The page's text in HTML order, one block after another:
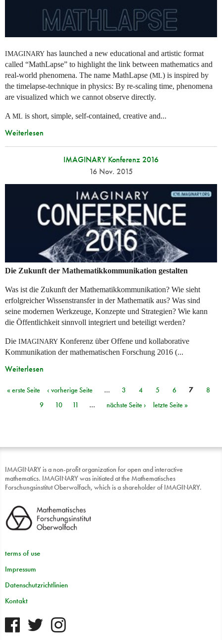
IMAGINARY has launched a new educational and artistic format
called “MathLapse” to highlight the link between mathematics and
real-world phenomena. The name MathLapse (ML) is inspired by
the timelapse-technique in physics: By re-scaling time, phenomena
are visualized which we cannot observe directly.
A ML is short, simple, self-contained, creative and...
Weiterlesen
IMAGINARY Konferenz 2016
16 Nov. 2015
Die Zukunft der Mathematikkommunikation gestalten
Was ist die Zukunft der Mathematikkommunikation? Wie sieht
erfolgreicher Wissenstransfer in der Mathematik aus? Was sind
seine modernen Werkzeuge, Konzepte und Strategien? Wie kann
die Öffentlichkeit sinnvoll integriert und beteiligt werden?
Die IMAGINARY Konferenz über Offene und kollaborative
Kommunikation der mathematischen Forschung 2016 (...
Weiterlesen
Seiten
« erste Seite ‹ vorherige Seite … 3 4 5 6 7
8
9
10 11 … nächste Seite › letzte Seite »
IMAGINARY is a non-profit organization for open and interactive
mathematics. IMAGINARY was initiated at the Mathematisches
Forschungsinstitut Oberwolfach, which is a shareholder of IMAGINARY.
terms of use
Impressum
Datenschutzrichtlinien
Kontakt